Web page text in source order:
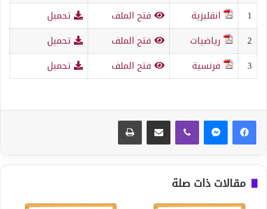
1
انقليزية فتح الملف
تحميل
2
رياضيات فتح الملف
تحميل
3
فرنسية فتح الملف تحميل
مقالات ذات صلة